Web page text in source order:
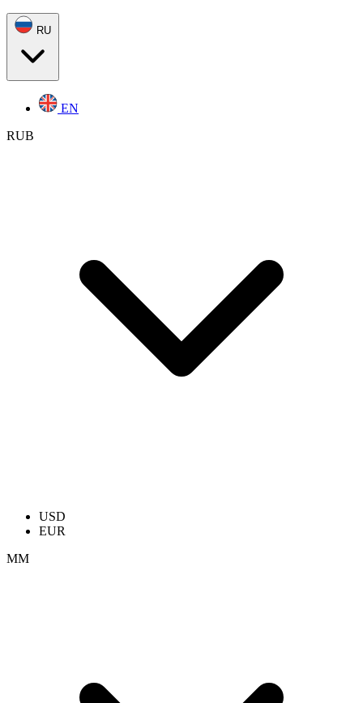
RU
EN
RUB
USD
EUR
ММ